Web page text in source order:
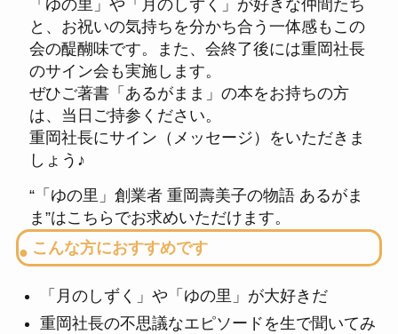
「ゆの里」や「月のしずく」が好きな仲間たち
と、お祝いの気持ちを分かち合う一体感もこの
会の醍醐味です。また、会終了後には重岡社長
のサイン会も実施します。
ぜひご著書「あるがまま」の本をお持ちの方
は、当日ご持参ください。
重岡社長にサイン（メッセージ）をいただきま
しょう♪
“「ゆの里」創業者 重岡壽美子の物語 あるがま
ま”はこちらでお求めいただけます。
こんな方におすすめです
「月のしずく」や「ゆの里」が大好きだ
重岡社長の不思議なエピソードを生で聞いてみ